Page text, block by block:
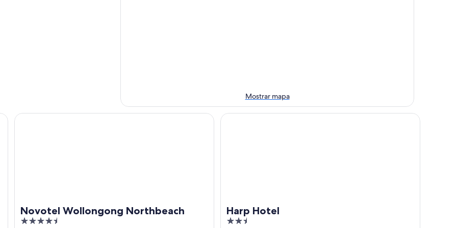
Mostrar mapa
Novotel Wollongong Northbeach
4.5
Novotel Wollongong Northbeach
Harp Hotel
2.5
Harp Hotel